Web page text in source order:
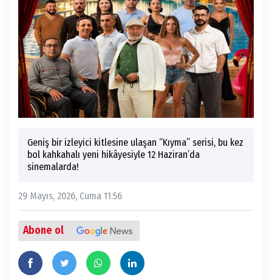
Geniş bir izleyici kitlesine ulaşan “Kıyma” serisi, bu kez
bol kahkahalı yeni hikâyesiyle 12 Haziran’da
sinemalarda!
29 Mayıs, 2026, Cuma 11:56
Abone ol